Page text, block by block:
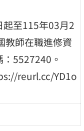
起至115年03月2
教師在職進修資
5527240。
reurl.cc/YD1o